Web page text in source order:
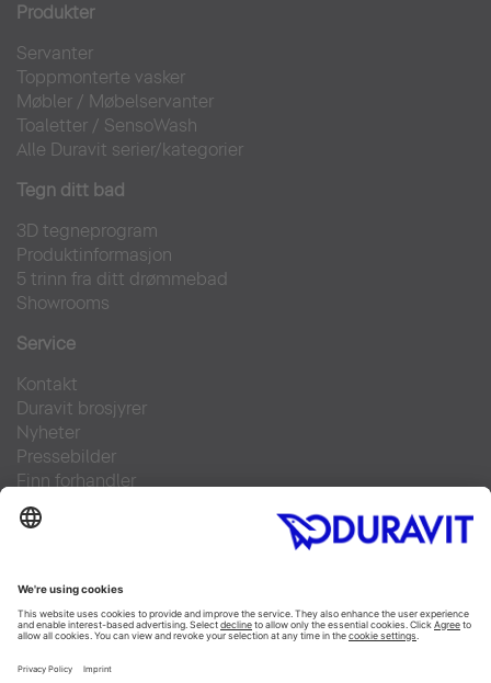
Produkter
Servanter
Toppmonterte vasker
Møbler / Møbelservanter
Toaletter / SensoWash
Alle Duravit serier/kategorier
Tegn ditt bad
3D tegneprogram
Produktinformasjon
5 trinn fra ditt drømmebad
Showrooms
Service
Kontakt
Duravit brosjyrer
Nyheter
Pressebilder
Finn forhandler
Ofte stilte spørsmål
Facebook
Instagram
Pinterest
Flickr